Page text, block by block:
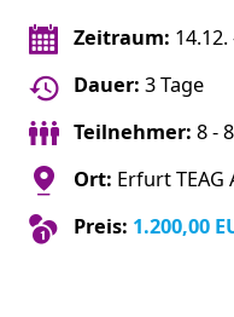
Zeitraum:
Dauer: 3 Tage
Teilnehmer: 8 - 8
Ort: Erfurt TEAG
Preis: 1.200,00